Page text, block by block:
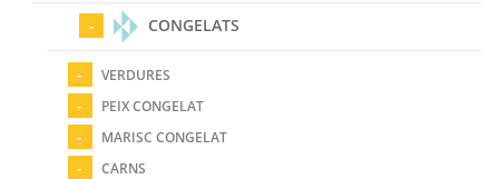
CONGELATS
VERDURES
PEIX CONGELAT
MARISC CONGELAT
CARNS